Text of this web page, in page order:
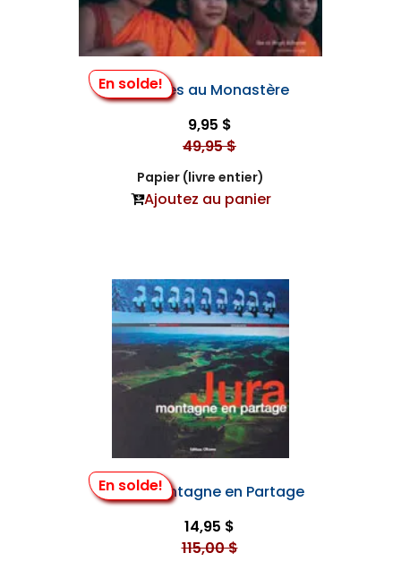
En solde!
Laos, Vies au Monastère
9,95 $
49,95 $
Papier (livre entier)
Ajoutez au panier
En solde!
Jura - Montagne en Partage
14,95 $
115,00 $